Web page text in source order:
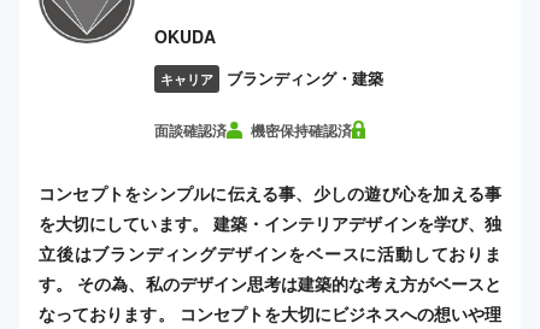
OKUDA
キャリア ブランディング・建築
面談確認済 機密保持確認済
コンセプトをシンプルに伝える事、少しの遊び心を加える事
を大切にしています。 建築・インテリアデザインを学び、独
立後はブランディングデザインをベースに活動しておりま
す。 その為、私のデザイン思考は建築的な考え方がベースと
なっております。 コンセプトを大切にビジネスへの想いや理